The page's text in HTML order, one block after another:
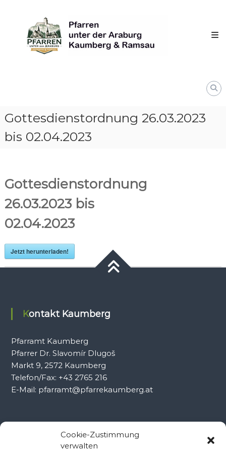
Cookie-Zustimmung
verwalten
content
unter
derAraburg
Kaumberg
Gottesdienstordnung 26.03.2023
bis 02.04.2023
Gottesdienstordnung
26.03.2023 bis
02.04.2023
Jetzt herunterladen!
Kontakt Kaumberg
Pfarramt Kaumberg
Pfarrer Dr. Slavomír Dlugoš
Markt 9, 2572 Kaumberg
Telefon/Fax: +43 2765 216
E-Mail: pfarramt@pfarrekaumberg.at
Kontakt Ramsau